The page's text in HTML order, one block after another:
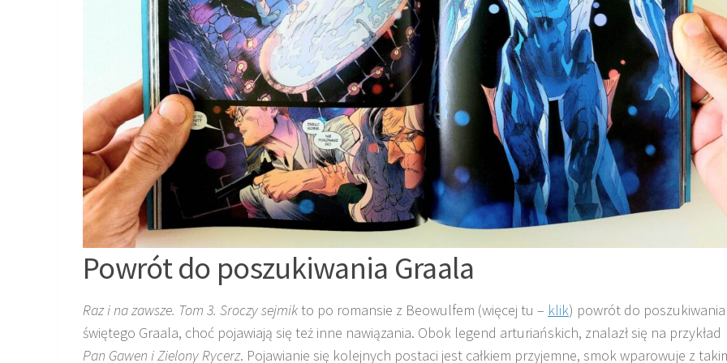
Powrót do poszukiwania Graala
Raz i na zawsze. Tom 3. Sroczy sejmikto po romansie z Beowulfem (więcej tu – klik) powrót do poszukiwania
świętego Graala, choć pojawiają się też inne nawiązania. Obok legend arturiańskich, znalazł się na przykład
Pan Gawen i Zielony Rycerz. Pojawianie się kolejnych postaci jest całkiem przyjemne, smok wparowuje z